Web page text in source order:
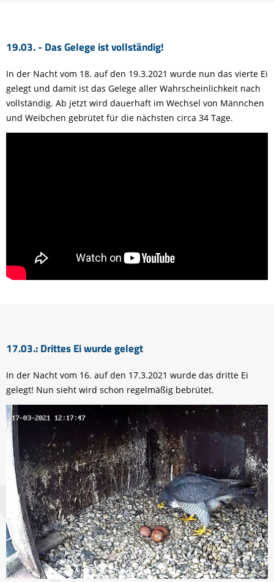
19.03. - Das Gelege ist vollständig!
In der Nacht vom 18. auf den 19.3.2021 wurde nun das vierte Ei
gelegt und damit ist das Gelege aller Wahrscheinlichkeit nach
vollständig. Ab jetzt wird dauerhaft im Wechsel von Männchen
und Weibchen gebrütet für die nächsten circa 34 Tage.
17.03.: Drittes Ei wurde gelegt
In der Nacht vom 16. auf den 17.3.2021 wurde das dritte Ei
gelegt! Nun sieht wird schon regelmäßig bebrütet.